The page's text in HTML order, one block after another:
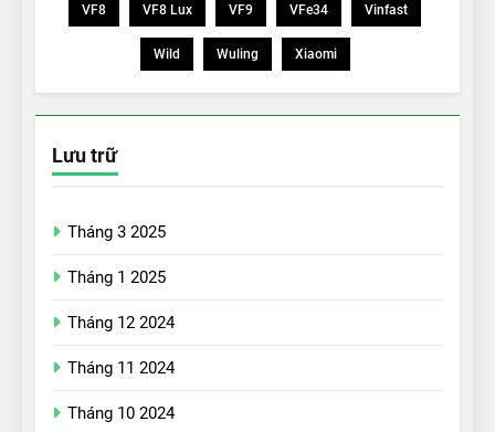
VF8 VF8 Lux VF9 VFe34 Vinfast
Wild Wuling Xiaomi
Lưu trữ
Tháng 3 2025
Tháng 1 2025
Tháng 12 2024
Tháng 11 2024
Tháng 10 2024